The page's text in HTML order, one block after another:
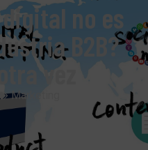
no es
B2B?
vez
Marketing